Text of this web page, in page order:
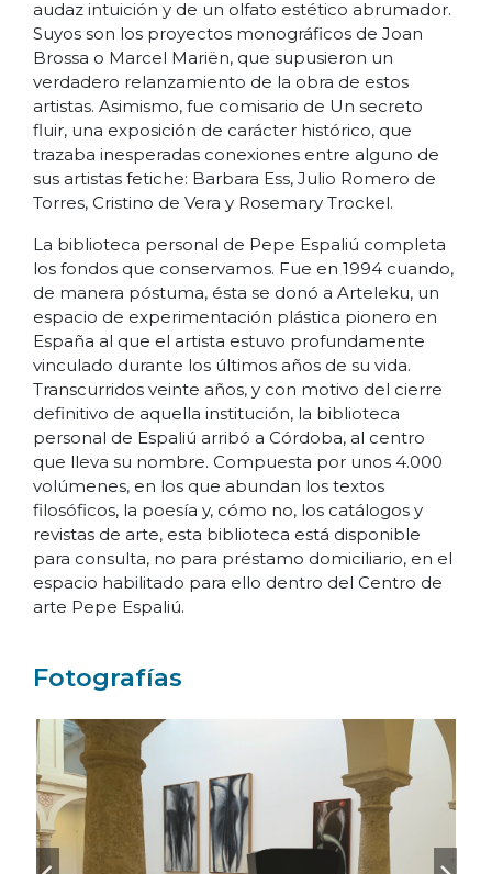
audaz intuición y de un olfato estético abrumador.
Suyos son los proyectos monográficos de Joan
Brossa o Marcel Mariën, que supusieron un
verdadero relanzamiento de la obra de estos
artistas. Asimismo, fue comisario de Un secreto
fluir, una exposición de carácter histórico, que
trazaba inesperadas conexiones entre alguno de
sus artistas fetiche: Barbara Ess, Julio Romero de
Torres, Cristino de Vera y Rosemary Trockel.
La biblioteca personal de Pepe Espaliú completa
los fondos que conservamos. Fue en 1994 cuando,
de manera póstuma, ésta se donó a Arteleku, un
espacio de experimentación plástica pionero en
España al que el artista estuvo profundamente
vinculado durante los últimos años de su vida.
Transcurridos veinte años, y con motivo del cierre
definitivo de aquella institución, la biblioteca
personal de Espaliú arribó a Córdoba, al centro
que lleva su nombre. Compuesta por unos 4.000
volúmenes, en los que abundan los textos
filosóficos, la poesía y, cómo no, los catálogos y
revistas de arte, esta biblioteca está disponible
para consulta, no para préstamo domiciliario, en el
espacio habilitado para ello dentro del Centro de
arte Pepe Espaliú.
Fotografías